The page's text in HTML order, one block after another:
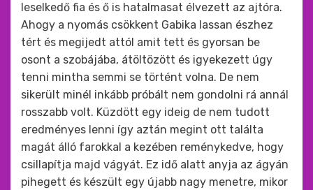
leselkedő fia és ő is hatalmasat élvezett az ajtóra.
Ahogy a nyomás csökkent Gabika lassan észhez
tért és megijedt attól amit tett és gyorsan be
osont a szobájába, átöltözött és igyekezett úgy
tenni mintha semmi se történt volna. De nem
sikerült minél inkább próbált nem gondolni rá annál
rosszabb volt. Küzdött egy ideig de nem tudott
eredményes lenni így aztán megint ott találta
magát álló farokkal a kezében reménykedve, hogy
csillapítja majd vágyát. Ez idő alatt anyja az ágyán
pihegett és készült egy újabb nagy menetre, mikor